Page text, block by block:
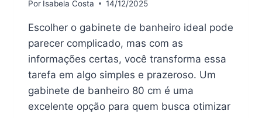
Por Isabela Costa 14/12/2025
Escolher o gabinete de banheiro ideal pode
parecer complicado, mas com as
informações certas, você transforma essa
tarefa em algo simples e prazeroso. Um
gabinete de banheiro 80 cm é uma
excelente opção para quem busca otimizar